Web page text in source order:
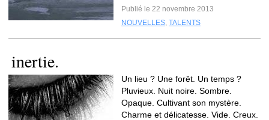
Publié le 22 novembre 2013
NOUVELLES, TALENTS
inertie.
Un lieu ? Une forêt. Un temps ?
Pluvieux. Nuit noire. Sombre.
Opaque. Cultivant son mystère.
Charme et délicatesse. Vide. Creux.